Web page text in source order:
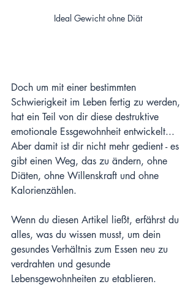
Ideal Gewicht ohne Diät
Doch um mit einer bestimmten
Schwierigkeit im Leben fertig zu werden,
hat ein Teil von dir diese destruktive
emotionale Essgewohnheit entwickelt...
Aber damit ist dir nicht mehr gedient - es
gibt einen Weg, das zu ändern, ohne
Diäten, ohne Willenskraft und ohne
Kalorienzählen.
Wenn du diesen Artikel ließt, erfährst du
alles, was du wissen musst, um dein
gesundes Verhältnis zum Essen neu zu
verdrahten und gesunde
Lebensgewohnheiten zu etablieren.